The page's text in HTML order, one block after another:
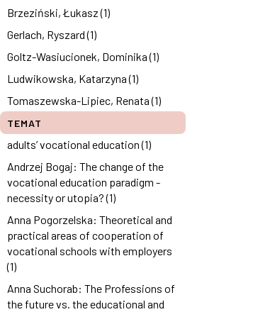
Brzeziński, Łukasz (1)
Gerlach, Ryszard (1)
Goltz-Wasiucionek, Dominika (1)
Ludwikowska, Katarzyna (1)
Tomaszewska-Lipiec, Renata (1)
TEMAT
adults’ vocational education (1)
Andrzej Bogaj: The change of the
vocational education paradigm -
necessity or utopia? (1)
Anna Pogorzelska: Theoretical and
practical areas of cooperation of
vocational schools with employers
(1)
Anna Suchorab: The Professions of
the future vs. the educational and